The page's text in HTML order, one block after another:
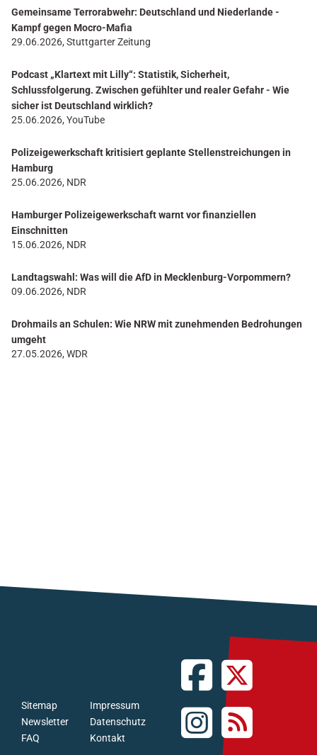
Gemeinsame Terrorabwehr: Deutschland und Niederlande -
Kampf gegen Mocro-Mafia
29.06.2026, Stuttgarter Zeitung
Podcast „Klartext mit Lilly“: Statistik, Sicherheit,
Schlussfolgerung. Zwischen gefühlter und realer Gefahr - Wie
sicher ist Deutschland wirklich?
25.06.2026, YouTube
Polizeigewerkschaft kritisiert geplante Stellenstreichungen in
Hamburg
25.06.2026, NDR
Hamburger Polizeigewerkschaft warnt vor finanziellen
Einschnitten
15.06.2026, NDR
Landtagswahl: Was will die AfD in Mecklenburg-Vorpommern?
09.06.2026, NDR
Drohmails an Schulen: Wie NRW mit zunehmenden Bedrohungen
umgeht
27.05.2026, WDR
FAQ
Newsletter
Sitemap
Kontakt
Datenschutz
Impressum